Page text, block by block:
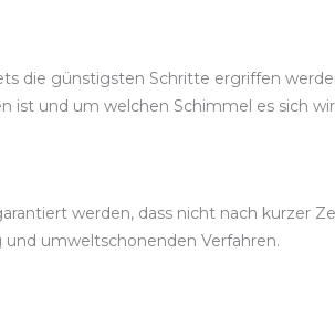
die günstigsten Schritte ergriffen
ist und um welchen Schimmel es sich
werden, dass nicht nach kurzer
umweltschonenden Verfahren.